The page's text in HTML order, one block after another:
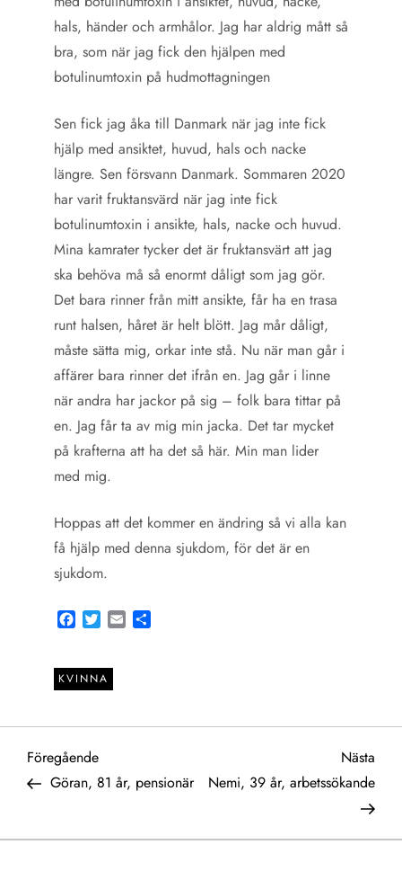
hals, händer och armhålor. Jag har aldrig mått så
bra, som när jag fick den hjälpen med
botulinumtoxin på hudmottagningen
Sen fick jag åka till Danmark när jag inte fick
hjälp med ansiktet, huvud, hals och nacke
längre. Sen försvann Danmark. Sommaren 2020
har varit fruktansvärd när jag inte fick
botulinumtoxin i ansikte, hals, nacke och huvud.
Mina kamrater tycker det är fruktansvärt att jag
ska behöva må så enormt dåligt som jag gör.
Det bara rinner från mitt ansikte, får ha en trasa
runt halsen, håret är helt blött. Jag mår dåligt,
måste sätta mig, orkar inte stå. Nu när man går i
affärer bara rinner det ifrån en. Jag går i linne
när andra har jackor på sig – folk bara tittar på
en. Jag får ta av mig min jacka. Det tar mycket
på krafterna att ha det så här. Min man lider
med mig.
Hoppas att det kommer en ändring så vi alla kan
få hjälp med denna sjukdom, för det är en
sjukdom.
Facebook
TwitterEmail
KVINNA
I
l
Föregående
inlägg
Föregående
Göran, 81 år, pensionär
Nästa
Nemi, 39 år, arbetssökande